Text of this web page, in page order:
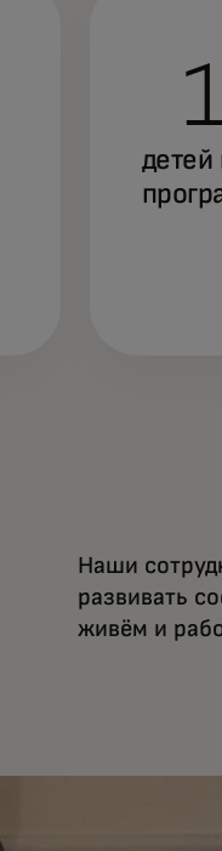
Наши
развивать
живём и